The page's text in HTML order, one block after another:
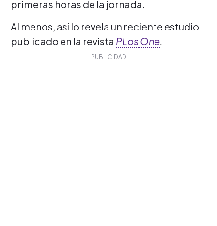
primeras horas de la jornada.
Al menos, así lo revela un reciente estudio
publicado en la revista PLos One.